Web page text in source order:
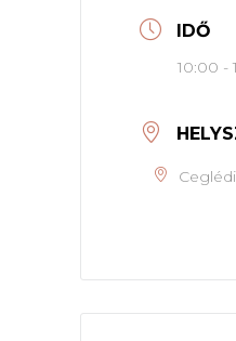
IDŐ
10:00 -